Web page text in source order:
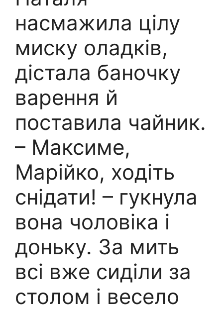
насмажила цілу
миску оладків,
дістала баночку
варення й
поставила чайник.
– Максиме,
Марійко, ходіть
снідати! – гукнула
вона чоловіка і
доньку. За мить
всі вже сиділи за
столом і весело